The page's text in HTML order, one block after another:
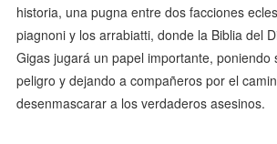
historia, una pugna entre dos facciones
piagnoni y los arrabiatti, donde la Biblia del
Gigas jugará un papel importante, poniendo
peligro y dejando a compañeros por el
desenmascarar a los verdaderos asesinos.